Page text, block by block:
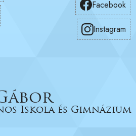
Iskola és Gimnázium
Facebook
Instagram